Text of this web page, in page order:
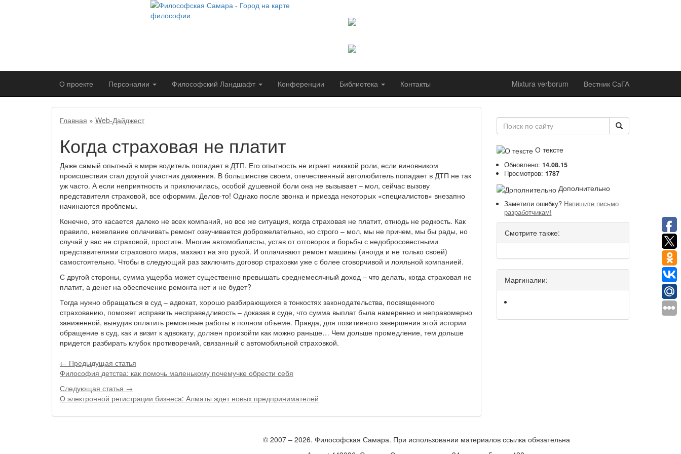
О проекте Персоналии Философский Ландшафт Конференции Библиотека Контакты Mixtura verborum Вестник СаГА
Главная » Web-Дайджест
Когда страховая не платит
Даже самый опытный в мире водитель попадает в ДТП. Его опытность не играет никакой роли, если виновником
происшествия стал другой участник движения. В большинстве своем, отечественный автолюбитель попадает в ДТП не так
уж часто. А если неприятность и приключилась, особой душевной боли она не вызывает – мол, сейчас вызову
представителя страховой, все оформим. Делов-то! Однако после звонка и приезда некоторых «специалистов» внезапно
начинаются проблемы.
Конечно, это касается далеко не всех компаний, но все же ситуация, когда страховая не платит, отнюдь не редкость. Как
правило, нежелание оплачивать ремонт озвучивается доброжелательно, но строго – мол, мы не причем, мы бы рады, но
случай у вас не страховой, простите. Многие автомобилисты, устав от отговорок и борьбы с недобросовестными
представителями страхового мира, махают на это рукой. И оплачивают ремонт машины (иногда и не только своей)
самостоятельно. Чтобы в следующий раз заключить договор страховки уже с более сговорчивой и лояльной компанией.
С другой стороны, сумма ущерба может существенно превышать среднемесячный доход – что делать, когда страховая не
платит, а денег на обеспечение ремонта нет и не будет?
Тогда нужно обращаться в суд – адвокат, хорошо разбирающихся в тонкостях законодательства, посвященного
страхованию, поможет исправить несправедливость – доказав в суде, что сумма выплат была намеренно и неправомерно
заниженной, вынудив оплатить ремонтные работы в полном объеме. Правда, для позитивного завершения этой истории
обращение в суд, как и визит к адвокату, должен произойти как можно раньше… Чем дольше промедление, тем дольше
придется разбирать клубок противоречий, связанный с автомобильной страховкой.
← Предыдущая статья
Философия детства: как помочь маленькому почемучке обрести себя
Следующая статья →
О электронной регистрации бизнеса: Алматы ждет новых предпринимателей
О тексте
Обновлено: 14.08.15
Просмотров: 1787
Дополнительно
Заметили ошибку? Напишите письмо
разработчикам!
Смотрите также:
Маргиналии:
© 2007 – 2026. Философская Самара. При использовании материалов ссылка обязательна